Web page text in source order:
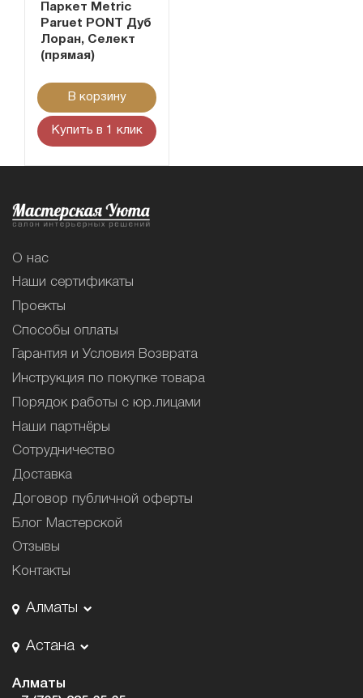
Паркет Metric
Paruet PONT Дуб
Лоран, Селект
(прямая)
В корзину
Купить в 1 клик
О нас
Наши сертификаты
Проекты
Способы оплаты
Гарантия и Условия Возврата
Инструкция по покупке товара
Порядок работы с юр.лицами
Наши партнёры
Сотрудничество
Доставка
Договор публичной оферты
Блог Мастерской
Отзывы
Контакты
Алматы
Астана
Алматы